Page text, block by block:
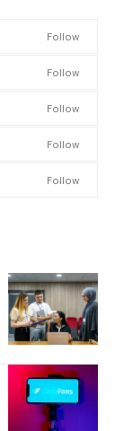
Follow
Follow
Follow
Follow
Follow